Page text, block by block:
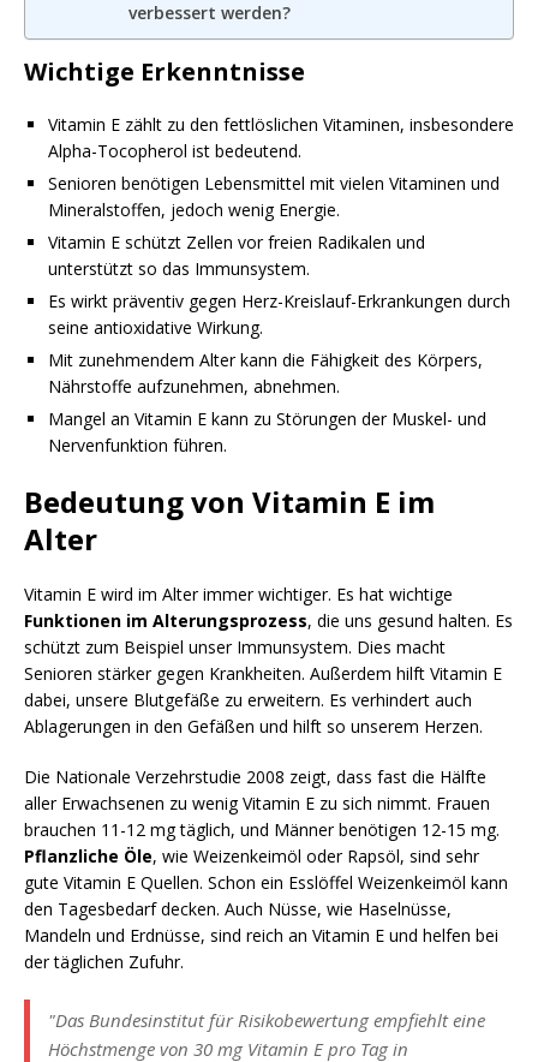
verbessert werden?
Wichtige Erkenntnisse
Vitamin E zählt zu den fettlöslichen Vitaminen, insbesondere
Alpha-Tocopherol ist bedeutend.
Senioren benötigen Lebensmittel mit vielen Vitaminen und
Mineralstoffen, jedoch wenig Energie.
Vitamin E schützt Zellen vor freien Radikalen und
unterstützt so das Immunsystem.
Es wirkt präventiv gegen Herz-Kreislauf-Erkrankungen durch
seine antioxidative Wirkung.
Mit zunehmendem Alter kann die Fähigkeit des Körpers,
Nährstoffe aufzunehmen, abnehmen.
Mangel an Vitamin E kann zu Störungen der Muskel- und
Nervenfunktion führen.
Bedeutung von Vitamin E im
Alter
Vitamin E wird im Alter immer wichtiger. Es hat wichtige
Funktionen im Alterungsprozess, die uns gesund halten. Es
schützt zum Beispiel unser Immunsystem. Dies macht
Senioren stärker gegen Krankheiten. Außerdem hilft Vitamin E
dabei, unsere Blutgefäße zu erweitern. Es verhindert auch
Ablagerungen in den Gefäßen und hilft so unserem Herzen.
Die Nationale Verzehrstudie 2008 zeigt, dass fast die Hälfte
aller Erwachsenen zu wenig Vitamin E zu sich nimmt. Frauen
brauchen 11-12 mg täglich, und Männer benötigen 12-15 mg.
Pflanzliche Öle, wie Weizenkeimöl oder Rapsöl, sind sehr
gute Vitamin E Quellen. Schon ein Esslöffel Weizenkeimöl kann
den Tagesbedarf decken. Auch Nüsse, wie Haselnüsse,
Mandeln und Erdnüsse, sind reich an Vitamin E und helfen bei
der täglichen Zufuhr.
"Das Bundesinstitut für Risikobewertung empfiehlt eine
Höchstmenge von 30 mg Vitamin E pro Tag in